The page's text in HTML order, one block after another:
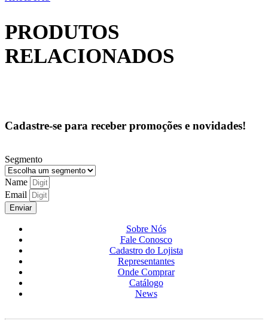
PRODUTOS
RELACIONADOS
Cadastre-se para receber promoções e novidades!
Segmento
Name
Email
Enviar
Sobre Nós
Fale Conosco
Cadastro do Lojista
Representantes
Onde Comprar
Catálogo
News